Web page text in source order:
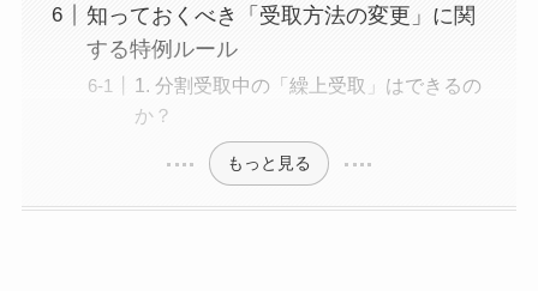
知っておくべき「受取方法の変更」に関
する特例ルール
1. 分割受取中の「繰上受取」はできるの
か？
もっと見る